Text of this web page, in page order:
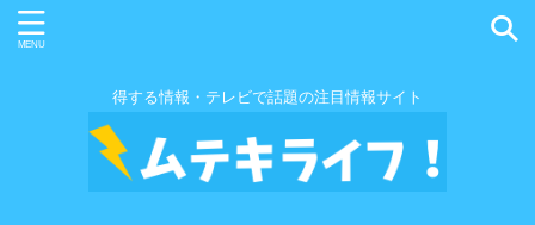
得する情報・テレビで話題の注目情報サイト